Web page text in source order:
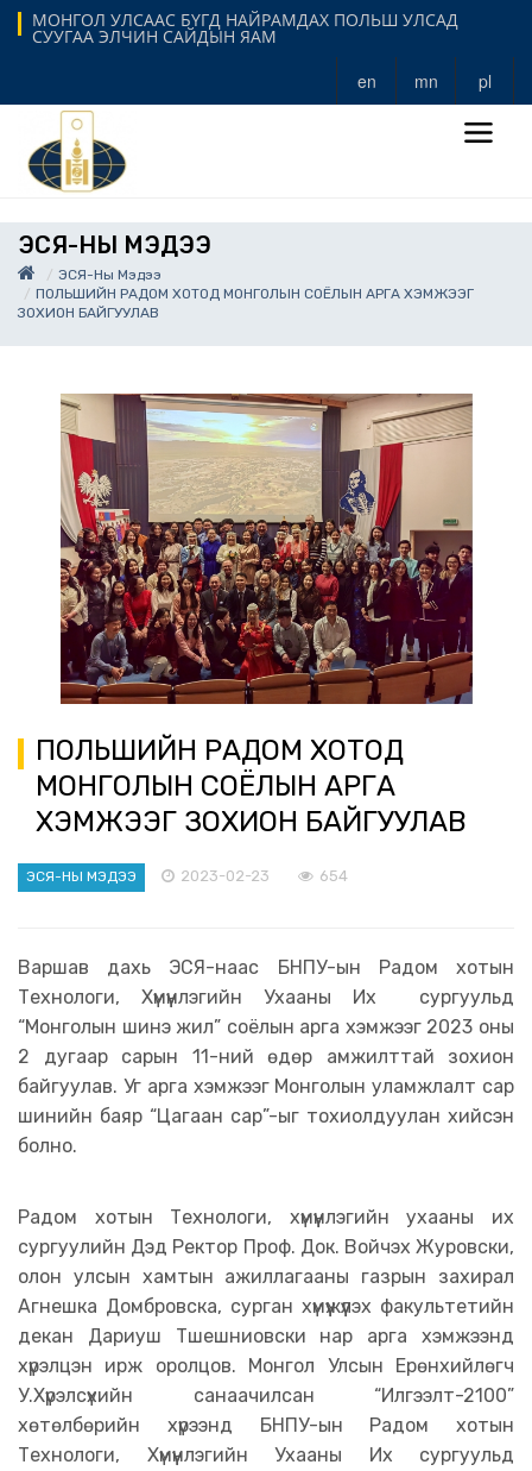
МОНГОЛ УЛСААС БҮГД НАЙРАМДАХ ПОЛЬШ УЛСАД
СУУГАА ЭЛЧИН САЙДЫН ЯАМ
en mn pl
ЭСЯ-НЫ МЭДЭЭ
ЭСЯ-Ны Мэдээ
ПОЛЬШИЙН РАДОМ ХОТОД МОНГОЛЫН СОЁЛЫН АРГА ХЭМЖЭЭГ
ЗОХИОН БАЙГУУЛАВ
ПОЛЬШИЙН РАДОМ ХОТОД
МОНГОЛЫН СОЁЛЫН АРГА
ХЭМЖЭЭГ ЗОХИОН БАЙГУУЛАВ
ЭСЯ-НЫ МЭДЭЭ 2023-02-23 654
Варшав дахь ЭСЯ-наас БНПУ-ын Радом хотын
Технологи, Хүмүүнлэгийн Ухааны Их сургуульд
“Монголын шинэ жил” соёлын арга хэмжээг 2023 оны
2 дугаар сарын 11-ний өдөр амжилттай зохион
байгуулав. Уг арга хэмжээг Монголын уламжлалт сар
шинийн баяр “Цагаан сар”-ыг тохиолдуулан хийсэн
болно.
Радом хотын Технологи, хүмүүнлэгийн ухааны их
сургуулийн Дэд Ректор Проф. Док. Войчэх Журовски,
олон улсын хамтын ажиллагааны газрын захирал
Агнешка Домбровска, сурган хүмүүжүүлэх факультетийн
декан Дариуш Тшешниовски нар арга хэмжээнд
хүрэлцэн ирж оролцов. Монгол Улсын Ерөнхийлөгч
У.Хүрэлсүхийн санаачилсан “Илгээлт-2100”
хөтөлбөрийн хүрээнд БНПУ-ын Радом хотын
Технологи, Хүмүүнлэгийн Ухааны Их сургуульд